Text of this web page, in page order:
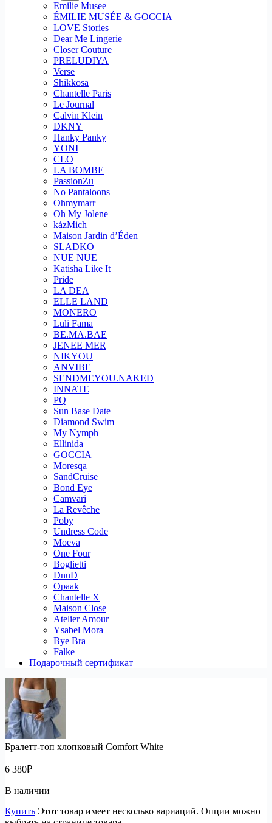
Emilie Musee
ÉMILIE MUSÉE & GOCCIA
LOVE Stories
Dear Me Lingerie
Closer Couture
PRELUDIYA
Verse
Shikkosa
Chantelle Paris
Le Journal
Calvin Klein
DKNY
Hanky Panky
YONI
CLO
LA BOMBE
PassionZu
No Pantaloons
Ohmymarr
Oh My Jolene
kázMich
Maison Jardin d’Éden
SLADKO
NUE NUE
Katisha Like It
Pride
LA DEA
ELLE LAND
MONERO
Luli Fama
BE.MA.BAE
JENEE MER
NIKYOU
ANVIBE
SENDMEYOU.NAKED
INNATE
PQ
Sun Base Date
Diamond Swim
My Nymph
Ellinida
GOCCIA
Moresqa
SandCruise
Bond Eye
Camvari
La Revêche
Poby
Undress Code
Moeva
One Four
Boglietti
DnuD
Opaak
Chantelle X
Maison Close
Atelier Amour
Ysabel Mora
Bye Bra
Falke
Подарочный сертификат
Бралетт-топ хлопковый Comfort White
6 380₽
В наличии
Купить Этот товар имеет несколько вариаций. Опции можно